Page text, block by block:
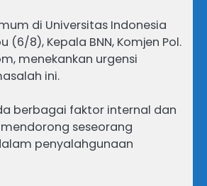
di Universitas Indonesia
(6/8), Kepala BNN, Komjen Pol.
menekankan urgensi
ini.
berbagai faktor internal dan
seseorang
penyalahgunaan